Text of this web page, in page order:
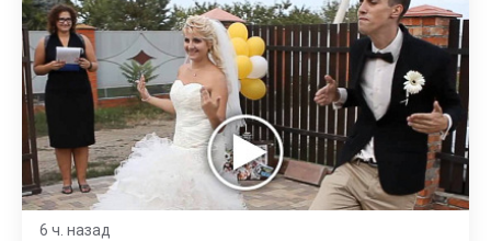
6 ч. назад